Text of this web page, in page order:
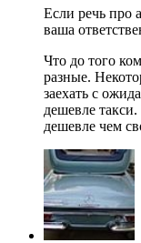
Если речь про
ваша
Что до того
разные.
заехать с
дешевле такси.
дешевле чем